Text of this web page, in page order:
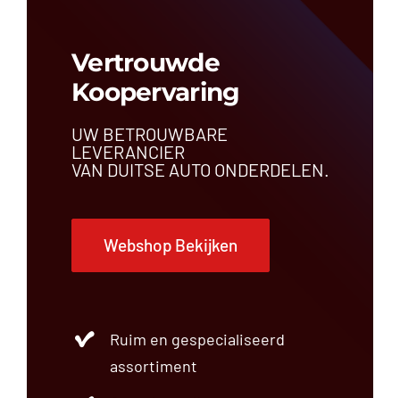
Vertrouwde
Koopervaring
UW BETROUWBARE
LEVERANCIER
VAN DUITSE AUTO ONDERDELEN.
Webshop Bekijken
Ruim en gespecialiseerd
assortiment